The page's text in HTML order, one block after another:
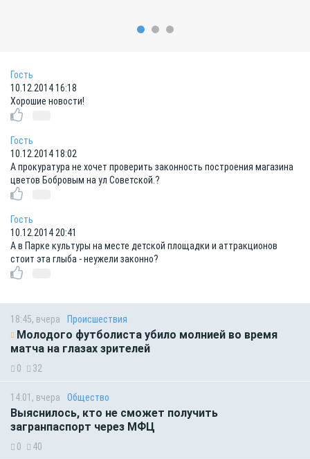
Гость
10.12.2014 16:18
Хорошие новости!
Гость
10.12.2014 18:02
А прокуратура не хочет проверить законность построения магазина
цветов Бобровым на ул Советской.?
Гость
10.12.2014 20:41
А в Парке культуры на месте детской площадки и аттракционов
стоит эта глыба - неужели законно?
18:45, вчера Происшествия
Молодого футболиста убило молнией во время
матча на глазах зрителей
0 32
14:01, вчера Общество
Выяснилось, кто не сможет получить
загранпаспорт через МФЦ
0 40